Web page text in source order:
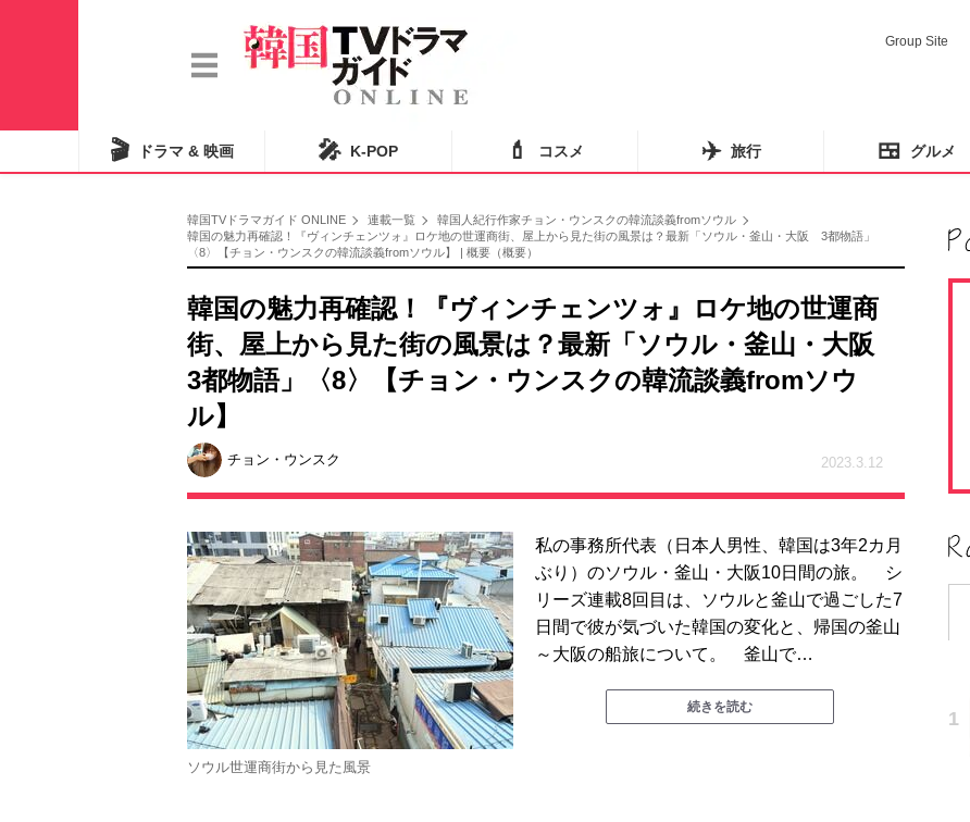
Group Site
🎬 ドラマ & 映画 🎤 K-POP 💄 コスメ ✈️ 旅行 🍱 グルメ
韓国TVドラマガイド ONLINE 連載一覧
韓国人紀行作家チョン・ウンスクの韓流談義fromソウル
韓国の魅力再確認！『ヴィンチェンツォ』ロケ地の世運商街、屋上から見た街の風景は？最新「ソウル・釜山・大阪 3都物語」
〈8〉【チョン・ウンスクの韓流談義fromソウル】 | 概要（概要）
韓国の魅力再確認！『ヴィンチェンツォ』ロケ地の世運商
街、屋上から見た街の風景は？最新「ソウル・釜山・大阪
3都物語」〈8〉【チョン・ウンスクの韓流談義fromソウ
ル】
チョン・ウンスク 2023.3.12
ソウル世運商街から見た風景
私の事務所代表（日本人男性、韓国は3年2カ月
ぶり）のソウル・釜山・大阪10日間の旅。 シ
リーズ連載8回目は、ソウルと釜山で過ごした7
日間で彼が気づいた韓国の変化と、帰国の釜山
～大阪の船旅について。 釜山で…
続きを読む